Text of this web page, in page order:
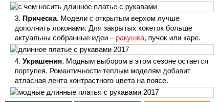
Прическа. Модели с открытым верхом лучше
дополнить локонами. Для закрытых кокеток больше
актуальны собранные идеи – ракушка, пучок или каре.
Украшения. Модным выбором в этом сезоне остается
портупея. Романтичности теплым моделям добавит
атласная лента контрастного цвета на поясе.